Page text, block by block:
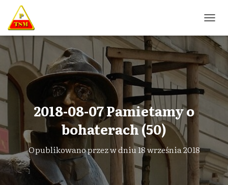
R
Z
Ł
Ą
C
W
G
A
C
J
Ę
2018-08-07 Pamietamy o
bohaterach (50)
Opublikowano przezw dniu18 września 2018